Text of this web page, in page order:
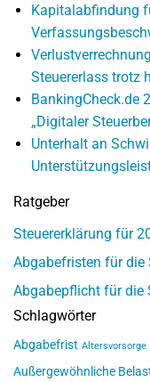
Kapitalabfindung
Steuererlass trotz
BankingCheck.de
„Digitaler
Unterhalt an
Ratgeber
Steuererklärung für
Abgabefristen für die
Abgabepflicht für die
Schlagwörter
Abgabefrist Altersvorsorge
Außergewöhnliche